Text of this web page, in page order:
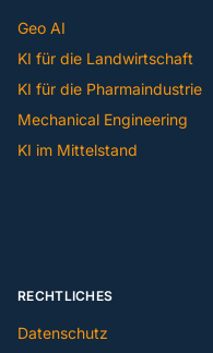
Geo AI
KI für die Landwirtschaft
KI für die Pharmaindustrie
Mechanical Engineering
KI im Mittelstand
RECHTLICHES
Datenschutz